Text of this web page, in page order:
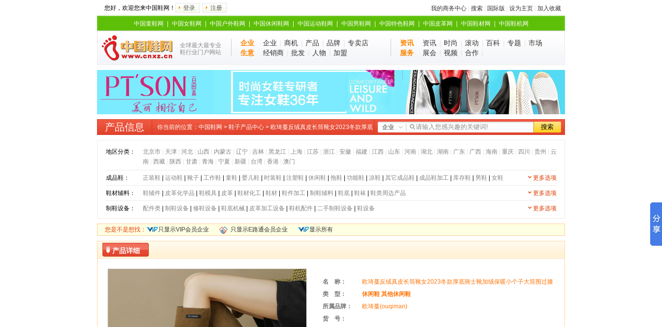
您好，欢迎您来中国鞋网！ 登录 注册 我的商务中心 搜索 国际版 设为主页 加入收藏
中国童鞋网 中国女鞋网 中国户外鞋网 中国休闲鞋网 中国运动鞋网 中国男鞋网 中国特色鞋网 中国皮革网 中国鞋材网 中国鞋机网
全球最大最专业
鞋行业门户网站
企业
生意
企业 商机 产品 品牌
专卖店
经销商
批发 人物 加盟
资讯
服务
资讯 时尚 滚动 百科 专题
市场
展会
视频 合作
产品信息 你当前的位置： 中国鞋网 > 鞋子产品中心 > 欧琦蔓反绒真皮长筒靴女2023冬款厚底 企业
地区分类： 北京市| 天津| 河北| 山西| 内蒙古| 辽宁| 吉林| 黑龙江 上海| 江苏| 浙江 安徽| 福建 江西| 山东| 河南| 湖北| 湖南| 广东| 广西| 海南| 重庆| 四川 贵州
云
南| 西藏| 陕西| 甘肃| 青海| 宁夏 新疆 台湾| 香港| 澳门
成品鞋： 更多选项
正装鞋| 运动鞋| 靴子| 工作鞋| 童鞋| 婴儿鞋| 时装鞋| 注塑鞋| 休闲鞋| 拖鞋| 功能鞋| 凉鞋| 其它成品鞋| 成品鞋加工| 库存鞋| 男鞋| 女鞋
鞋材辅料： 更多选项
鞋辅件| 皮革化学品 鞋模具 皮革| 鞋材化工| 鞋材| 鞋件加工| 制鞋辅料| 鞋底| 鞋袜| 鞋类周边产品
制鞋设备： 更多选项
配件类| 制鞋设备 修鞋设备 鞋底机械| 皮革加工设备 鞋机配件| 二手制鞋设备 鞋设备
您是不是想找： 只显示VIP会员企业 只显示E路通会员企业 显示所有
产品详细
名 称：
欧琦蔓反绒真皮长筒靴女2023冬款厚底骑士靴加绒保暖小个子大筒围过膝
靴
VIP会员
类 型： 休闲鞋 其他休闲鞋
所属品牌：
欧琦蔓(ouqiman)
货 号：